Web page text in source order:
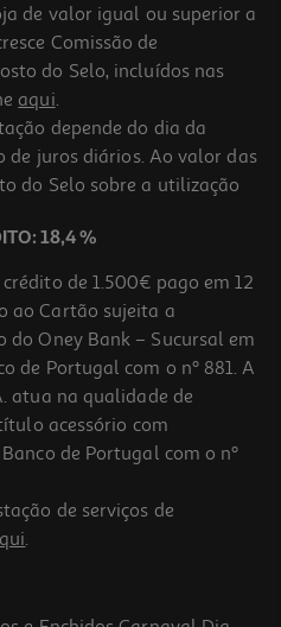
4.3
Noite Com Abas Bolsa 10un
Life Super C/abas 12un
de valor igual ou superior a
Comissão de
do Selo, incluídos nas
aqui.
depende do dia da
de juros diários. Ao valor das
do Selo sobre a utilização
18,4 %
de 1.500€ pago em 12
ao Cartão sujeita a
Oney Bank – Sucursal em
de Portugal com o nº 881. A
atua na qualidade de
acessório com
de Portugal com o nº
de serviços de
.